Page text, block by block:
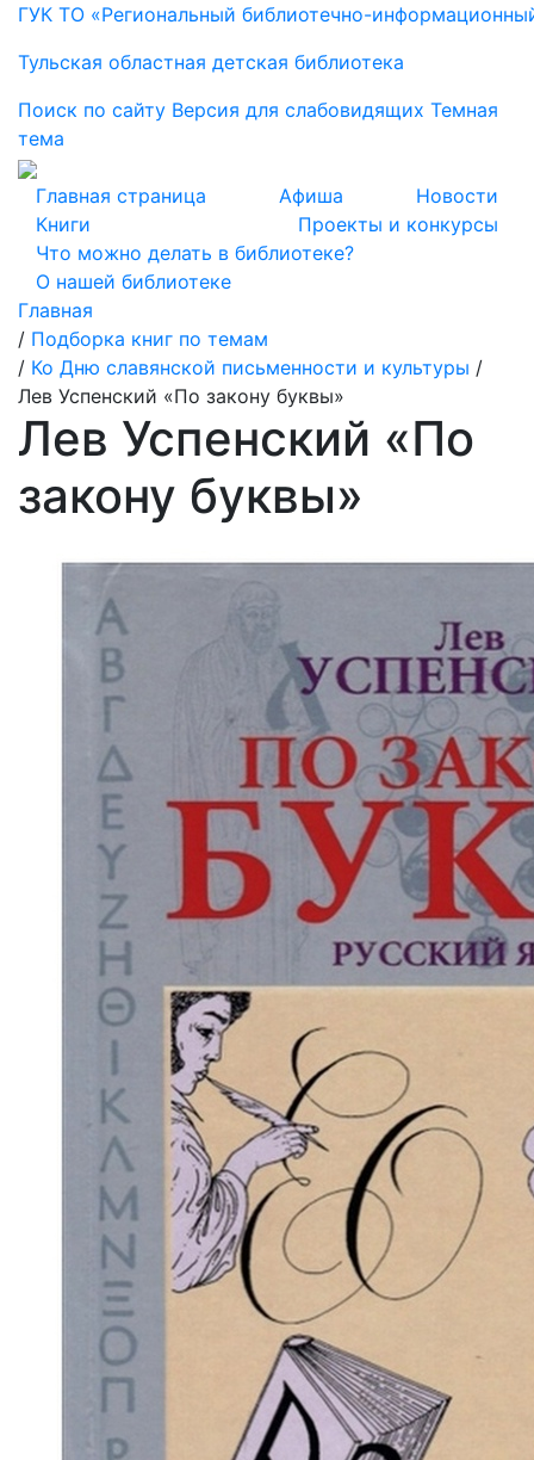
ГУК ТО «Региональный библиотечно-
Тульская областная детская библиотека
Поиск по сайту Версия для слабовидящих Темная
тема
Главная страница Афиша
Новости
Книги
Проекты и конкурсы
Что можно делать в библиотеке?
О нашей библиотеке
Главная
/ Подборка книг по темам
/ Ко Дню славянской письменности и культуры /
Лев Успенский «По закону буквы»
Лев Успенский «По
закону буквы»